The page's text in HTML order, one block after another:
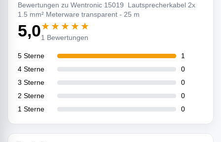
Bewertungen zu Wentronic 15019 Lautsprecherkabel 2x
1.5 mm² Meterware transparent - 25 m
5,0★★★★★
1 Bewertungen
5 Sterne
1
4 Sterne
0
3 Sterne
0
2 Sterne
0
1 Sterne
0